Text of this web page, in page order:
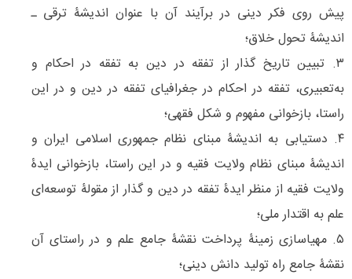
پیش روی فكر دینی در برآیند آن با عنوان اندیشۀ ترقی ـ
اندیشۀ تحول خلاق؛
۳. تبیین تاریخ گذار از تفقه ‌در دین به تفقه در احكام و
به‌تعبیری، تفقه در احكام در جغرافیای تفقه ‌در دین و در این
راستا، بازخوانی مفهوم و شكل فقهی؛
۴. دستیابی به اندیشۀ مبنای نظام جمهوری اسلامی ایران و
اندیشۀ مبنای نظام ولایت فقیه و در این راستا، بازخوانی ایدۀ
ولایت فقیه از منظر ایدۀ تفقه ‌در دین و گذار از مقولۀ توسعه‌ای
علم به اقتدار ملی؛
۵. مهیاسازی زمینۀ پرداخت نقشۀ جامع علم و در راستای آن
نقشۀ جامع راه تولید دانش دینی؛